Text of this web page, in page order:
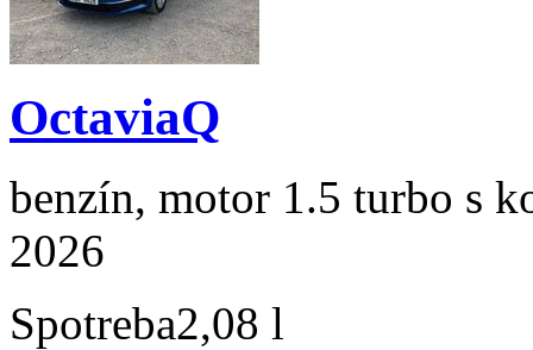
OctaviaQ
benzín, motor 1.5 turbo s
2026
Spotreba2,08 l